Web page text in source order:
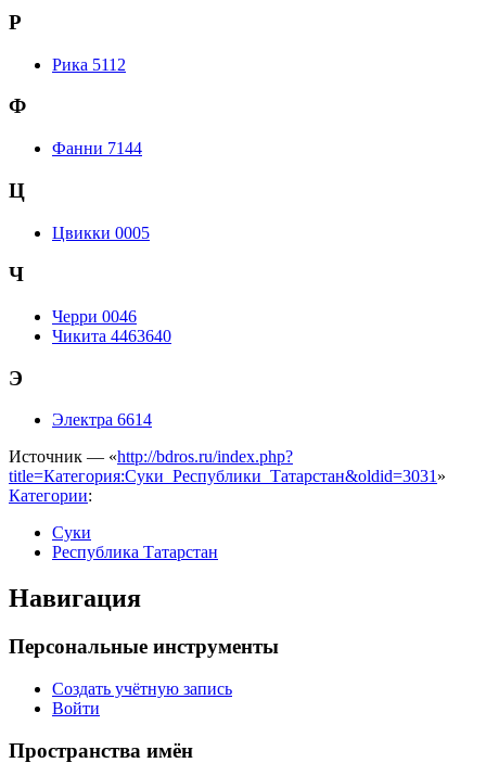
Р
Рика 5112
Ф
Фанни 7144
Ц
Цвикки 0005
Ч
Черри 0046
Чикита 4463640
Э
Электра 6614
Источник — «http://bdros.ru/index.php?
title=Категория:Суки_Республики_Татарстан&oldid=3031 »
Категории:
Суки
Республика Татарстан
Навигация
Персональные инструменты
Создать учётную запись
Войти
Пространства имён